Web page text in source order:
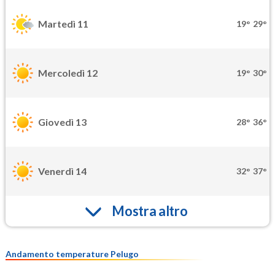
Martedì 11 19° 29°
Mercoledì 12 19° 30°
Giovedì 13 28° 36°
Venerdì 14 32° 37°
Mostra altro
Andamento temperature Pelugo